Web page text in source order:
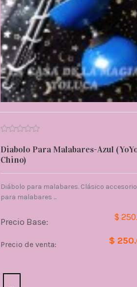
Diabolo Para Malabares-Azul
Chino)
Diábolo para malabares. Clásico accesorio
para malabares ...
Precio Base: $
Precio de venta: $